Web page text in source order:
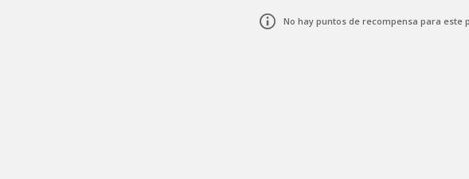
No hay puntos de recompensa para este